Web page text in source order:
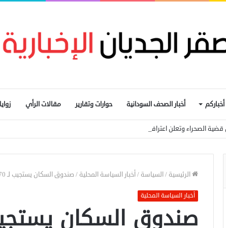
أخباركم أخبار الصحف السودانية حوارات وتقارير مقالات الرأي
الصحراء وتعلن اعترافها بسيادة المغرب
الرئيسية /السياسة /أخبار السياسة المحلية / صندوق السكان يستجيب لـ 270 ألف شخص تعرضوا لعنف النوع في السودان
أخبار السياسة المحلية